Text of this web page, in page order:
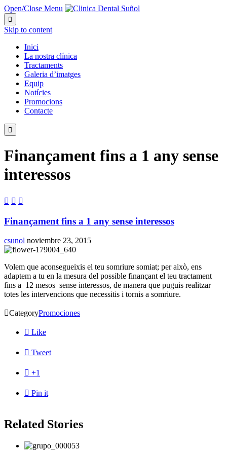
Open/Close Menu

Skip to content
Inici
La nostra clínica
Tractaments
Galeria d’imatges
Equip
Notícies
Promocions
Contacte

Finançament fins a 1 any sense
interessos
  
Finançament fins a 1 any sense interessos
csunol noviembre 23, 2015
Volem que aconsegueixis el teu somriure somiat; per això, ens
adaptem a tu en la mesura del possible finançant el teu tractament
fins a 12 mesos sense interessos, de manera que puguis realitzar
totes les intervencions que necessitis i tornis a somriure.
CategoryPromociones
 Like
 Tweet
 +1
 Pin it
Related Stories